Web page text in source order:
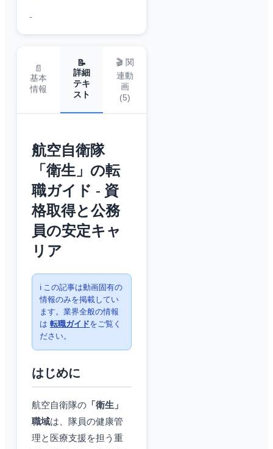
-
📄
基本
情報
📝
詳細
テキ
スト
🎬 関
連動
画
(5)
航空自衛隊
「衛生」の転
職ガイド - 資
格取得と公務
員の安定キャ
リア
ℹ️ この記事は動画固有の
情報のみを掲載してい
ます。業界全般の情報
は 転職ガイドをご覧く
ださい。
はじめに
航空自衛隊の 「衛生」
職域は、隊員の健康管
理と医療支援を担う重